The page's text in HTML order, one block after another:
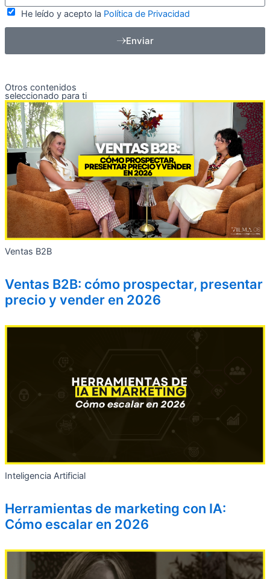
He leído y acepto la Política de Privacidad
Enviar
Otros contenidos
seleccionado para ti
Ventas B2B
Ventas B2B: cómo prospectar, presentar
precio y vender en 2026
Inteligencia Artificial
Herramientas de marketing con IA:
Cómo escalar en 2026